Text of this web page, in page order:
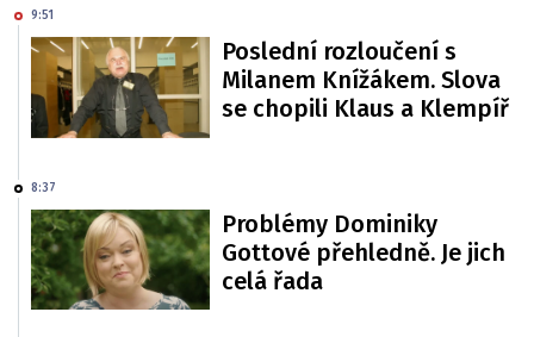
9:51
Poslední rozloučení s
Milanem Knížákem. Slova
se chopili Klaus a Klempíř
8:37
Problémy Dominiky
Gottové přehledně. Je jich
celá řada